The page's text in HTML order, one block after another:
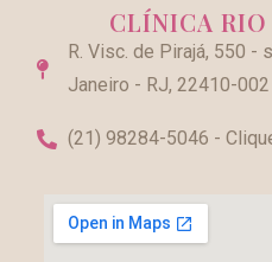
CLÍNICA RIO
R. Visc. de Pirajá, 550 -
Janeiro - RJ, 22410-002
(21) 98284-5046 -